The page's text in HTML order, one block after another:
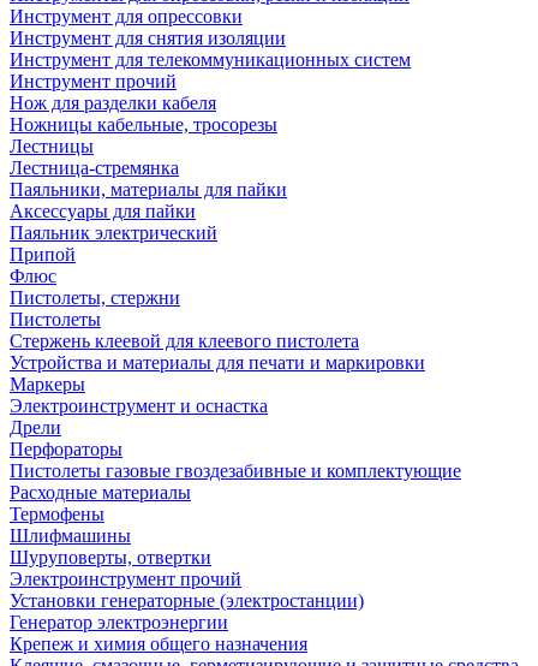
Инструмент для опрессовки
Инструмент для снятия изоляции
Инструмент для телекоммуникационных систем
Инструмент прочий
Нож для разделки кабеля
Ножницы кабельные, тросорезы
Лестницы
Лестница-стремянка
Паяльники, материалы для пайки
Аксессуары для пайки
Паяльник электрический
Припой
Флюс
Пистолеты, стержни
Пистолеты
Стержень клеевой для клеевого пистолета
Устройства и материалы для печати и маркировки
Маркеры
Электроинструмент и оснастка
Дрели
Перфораторы
Пистолеты газовые гвоздезабивные и комплектующие
Расходные материалы
Термофены
Шлифмашины
Шуруповерты, отвертки
Электроинструмент прочий
Установки генераторные (электростанции)
Генератор электроэнергии
Крепеж и химия общего назначения